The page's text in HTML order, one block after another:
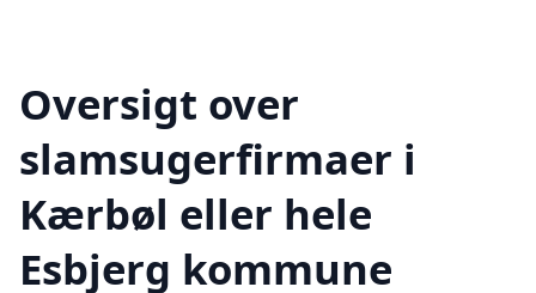
Oversigt over
slamsugerfirmaer i
Kærbøl eller hele
Esbjerg kommune